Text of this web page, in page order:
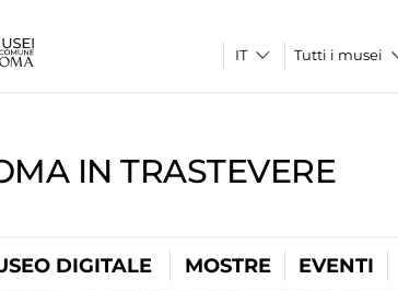
Tutti i musei
IN TRASTEVERE
DIGITALE MOSTRE EVENTI